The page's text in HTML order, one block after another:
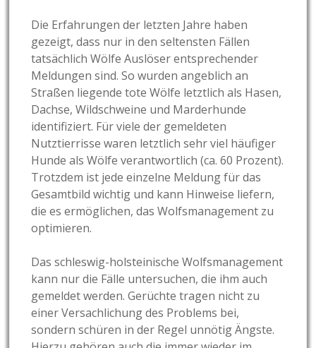
Die Erfahrungen der letzten Jahre haben
gezeigt, dass nur in den seltensten Fällen
tatsächlich Wölfe Auslöser entsprechender
Meldungen sind. So wurden angeblich an
Straßen liegende tote Wölfe letztlich als Hasen,
Dachse, Wildschweine und Marderhunde
identifiziert. Für viele der gemeldeten
Nutztierrisse waren letztlich sehr viel häufiger
Hunde als Wölfe verantwortlich (ca. 60 Prozent).
Trotzdem ist jede einzelne Meldung für das
Gesamtbild wichtig und kann Hinweise liefern,
die es ermöglichen, das Wolfsmanagement zu
optimieren.
Das schleswig-holsteinische Wolfsmanagement
kann nur die Fälle untersuchen, die ihm auch
gemeldet werden. Gerüchte tragen nicht zu
einer Versachlichung des Problems bei,
sondern schüren in der Regel unnötig Ängste.